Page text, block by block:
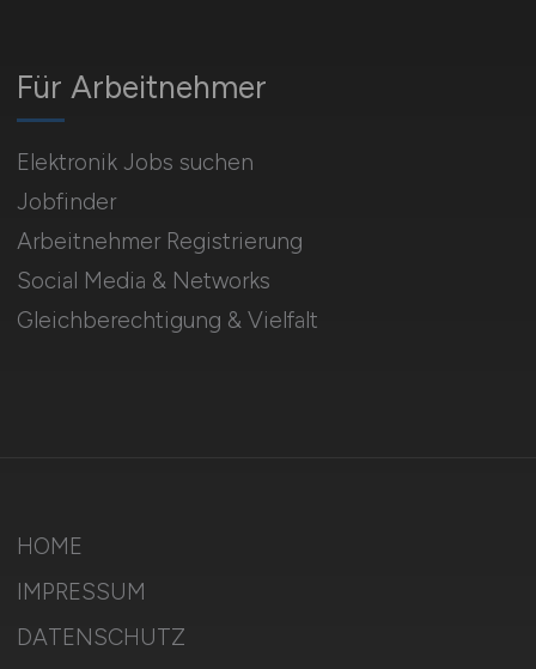
Für Arbeitnehmer
Elektronik Jobs suchen
Jobfinder
Arbeitnehmer Registrierung
Social Media & Networks
Gleichberechtigung & Vielfalt
HOME
IMPRESSUM
DATENSCHUTZ